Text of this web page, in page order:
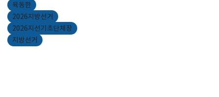
육동한
2026지방선거
2026지선기초단체장
지방선거